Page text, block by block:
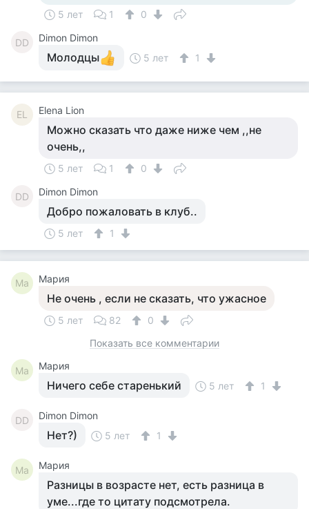
5 лет 1 0
DD Dimon Dimon
Молодцы 5 лет 1
EL Elena Lion
Можно сказать что даже ниже чем ,,не
очень,,
5 лет 1 0
DD Dimon Dimon
Добро пожаловать в клуб..
5 лет 1
Ма Мария
Не очень , если не сказать, что ужасное
5 лет 82
0
Показать все комментарии
Ма Мария
Ничего себе старенький 5 лет 1
DD Dimon Dimon
Нет?) 5 лет 1
Ма Мария
Разницы в возрасте нет, есть разница в
уме...где то цитату подсмотрела.